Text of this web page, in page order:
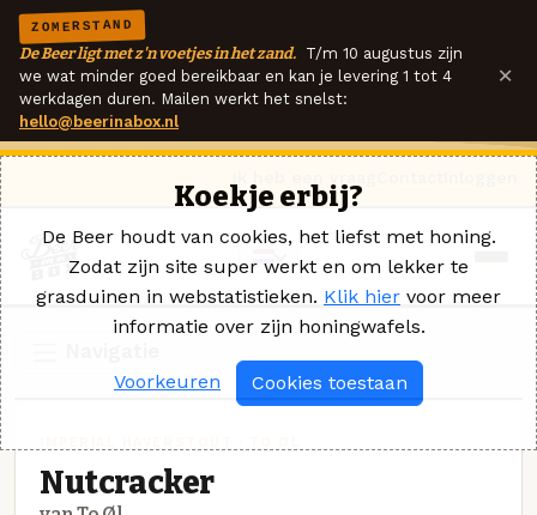
ZOMERSTAND
De Beer ligt met z'n voetjes in het zand. T/m 10 augustus zijn
we wat minder goed bereikbaar en kan je levering 1 tot 4
werkdagen duren. Mailen werkt het snelst:
hello@beerinabox.nl
×
Nutcracker
Koekje erbij?
De Beer houdt van cookies, het liefst met honing.
Zodat zijn site super werkt en om lekker te
grasduinen in webstatistieken. Klik hier voor meer
informatie over zijn honingwafels.
Voorkeuren Cookies toestaan